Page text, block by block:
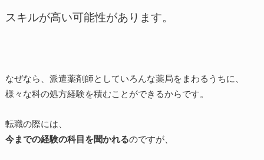
スキルが高い可能性があります。
なぜなら、派遣薬剤師としていろんな薬局をまわるうちに、
様々な科の処方経験を積むことができるからです。
転職の際には、
今までの経験の科目を聞かれるのですが、